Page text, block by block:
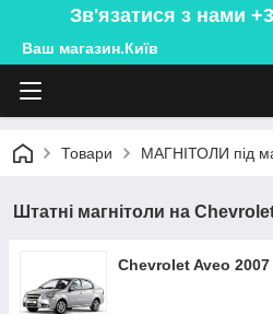
Зв'язатися з нами
Ваш магазин.Київ
Товари МАГНІТОЛИ під
Штатні магнітоли на
Chevrolet Aveo 2007